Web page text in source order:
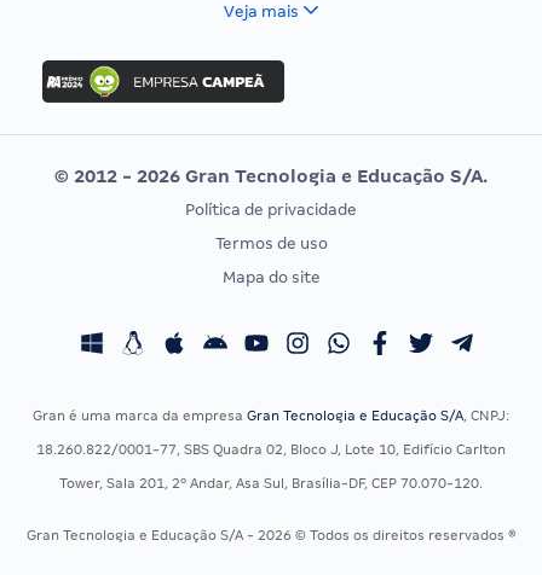
Concurso Nacional Unificado
Concurso Ibama
Concurso MPU
Editais publicados
Vunesp
CONCURSOS POR PROFISSÃO
Concursos Fiscais
Concursos Saúde
Residência Multiprofissional
EXAME DE ORDEM
Calendário OAB
Veja mais
© 2012 - 2026 Gran Tecnologia e Educação S/A.
Política de privacidade
Termos de uso
Mapa do site
Gran é uma marca da empresa Gran Tecnologia e Educação S/A, CNPJ:
18.260.822/0001-77, SBS Quadra 02, Bloco J, Lote 10, Edifício Carlton
Tower, Sala 201, 2º Andar, Asa Sul, Brasília-DF, CEP 70.070-120.
Gran Tecnologia e Educação S/A - 2026 © Todos os direitos reservados ®